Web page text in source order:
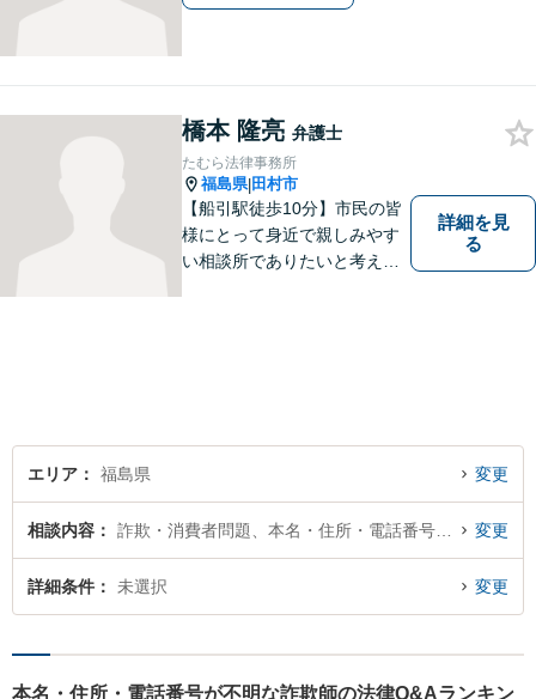
橋本 隆亮 弁護士
たむら法律事務所
福島県|田村市
【船引駅徒歩10分】市民の皆
様にとって身近で親しみやす
い相談所でありたいと考えて
詳細を見
る
エリア 福島県 変更
相談内容 変更
詳細条件 未選択 変更
本名・住所・電話番号が不明な詐欺師の法律Q&Aランキン